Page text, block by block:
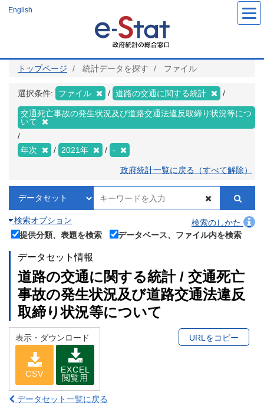
ツ
English
トップページ 統計データを探す ファイル
選択条件: ファイル 道路の交通に関する統計
交通死亡事故の発生状況及び道路交通法違反取締り状況等につ
いて
年次 2021年 -
政府統計一覧に戻る（すべて解除）
検索オプション
検索のしかた
提供分類、表題を検索
データベース、ファイル内を検索
データセット情報
道路の交通に関する統計 / 交通死亡
事故の発生状況及び道路交通法違反
取締り状況等について
表示・ダウンロード
CSV
EXCEL
閲覧用
URLをコピー
データセット一覧に戻る